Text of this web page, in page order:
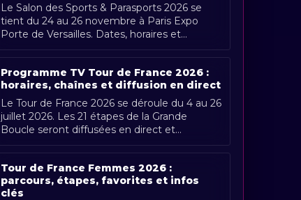
Le Salon des Sports & Parasports 2026 se
tient du 24 au 26 novembre à Paris Expo
Porte de Versailles. Dates, horaires et
couverture Radio Sports.
Programme TV Tour de France 2026 :
horaires, chaînes et diffusion en direct
Le Tour de France 2026 se déroule du 4 au 26
juillet 2026. Les 21 étapes de la Grande
Boucle seront diffusées en direct et
gratuitement en France par France [...]
Tour de France Femmes 2026 :
parcours, étapes, favorites et infos
clés